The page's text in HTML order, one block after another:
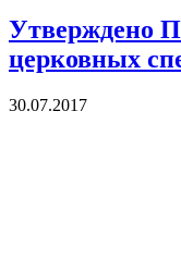
Утверждено
церковных
30.07.2017